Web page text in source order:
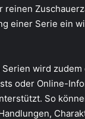
reinen
einer Serie ein
wird
oder Online-
So